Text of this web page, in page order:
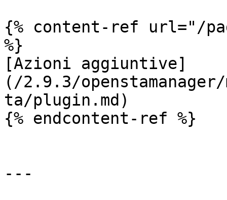
{% content-ref url="/
%}
[Azioni aggiuntive]
(/2.9.3/
ta/plugin.md)
{% endcontent-ref %}
---